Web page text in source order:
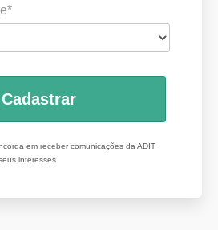
Cadastrar
em receber comunicações da ADIT
interesses.